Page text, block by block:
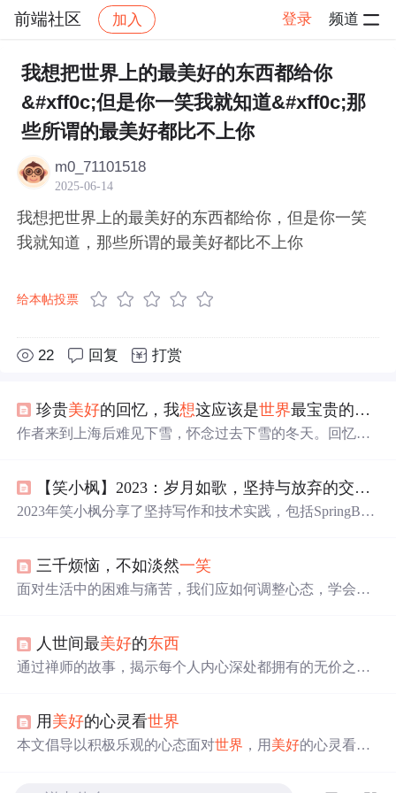
前端社区 加入 登录 频道
社区 前端社区 感慨 帖子详情
我想把世界上的最美好的东西都给你
&#xff0c;但是你一笑我就知道&#xff0c;那
些所谓的最美好都比不上你
m0_71101518
2025-06-14
我想把世界上的最美好的东西都给你，但是你一笑
我就知道，那些所谓的最美好都比不上你
给本帖投票
22 回复 打赏
珍贵美好的回忆，我想这应该是世界最宝贵的东西
作者来到上海后难见下雪，怀念过去下雪的冬天。回忆几
贵
美好的回忆是世界最宝贵的东西 。 【笑小枫】2023：岁月如歌，坚持与放弃的交织；2024：新的征程，希望与期望的绽放
2023年笑小枫分享了坚持写作和技术实践，包括SpringBoot
三千烦恼，不如淡然一笑
面对生活中的困难与痛苦，我们应如何调整心态，学会淡
恼往往源自我们自身的纠结，学会放下，给自己微笑，才
能真正体验到生活的美好。
人世间最美好的东西
通过禅师的故事，揭示每个人内心深处都拥有的无价之
用 美好的心灵看世界
本文倡导以积极乐观的心态面对世界 ，用 美好的心灵看待